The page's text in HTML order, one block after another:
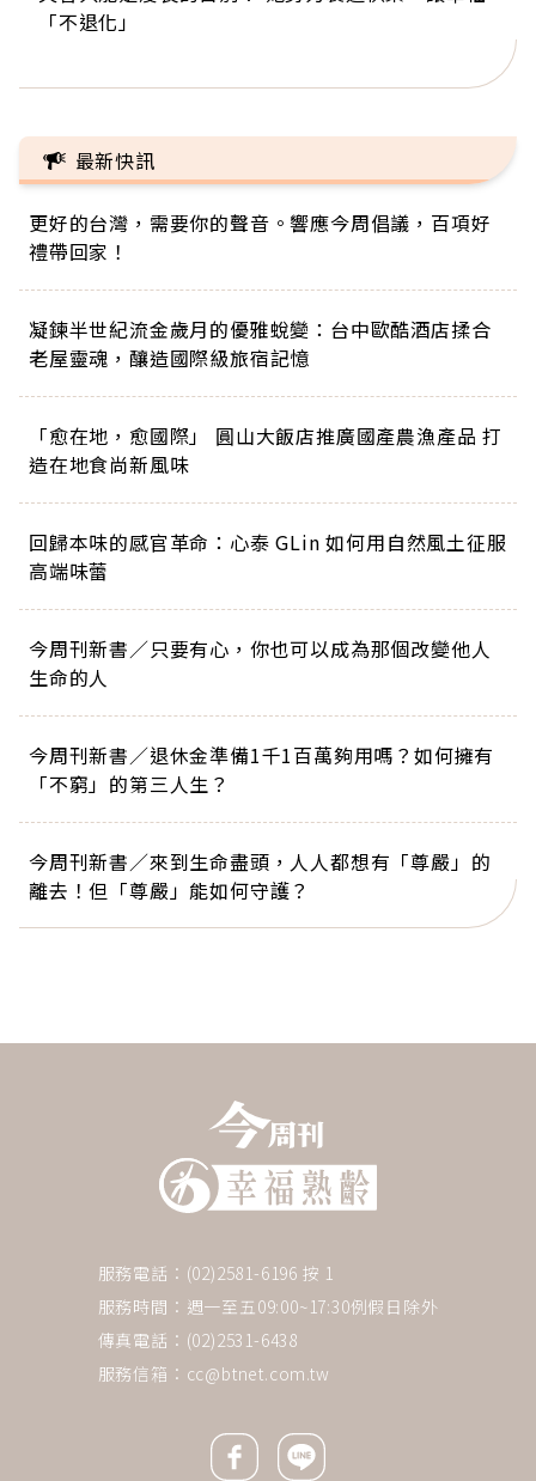
「不退化」
的家，我連作夢都講台語！」
丑」走進安養院，逗樂上萬爺奶：退休後才開始真
手，分享長壽的秘密原來是「這個」
巨蛋！連CNN都大讚！
最新快訊
更好的台灣，需要你的聲音。響應今周倡議，百項好
禮帶回家！
凝鍊半世紀流金歲月的優雅蛻變：台中歐酷酒店揉合
老屋靈魂，釀造國際級旅宿記憶
「愈在地，愈國際」 圓山大飯店推廣國產農漁產品 打
造在地食尚新風味
回歸本味的感官革命：心泰 GLin 如何用自然風土征服
高端味蕾
今周刊新書／只要有心，你也可以成為那個改變他人
生命的人
今周刊新書／退休金準備1千1百萬夠用嗎？如何擁有
「不窮」的第三人生？
今周刊新書／來到生命盡頭，人人都想有「尊嚴」的
離去！但「尊嚴」能如何守護？
服務電話：(02)2581-6196 按 1
服務時間：週一至五09:00~17:30例假日除外
傳真電話：(02)2531-6438
服務信箱： cc@btnet.com.tw
Facebook icon
Line icon